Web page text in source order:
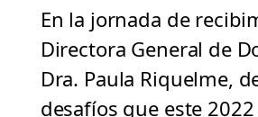
En la jornada de
Directora General de
Dra. Paula Riquelme,
desafíos que este